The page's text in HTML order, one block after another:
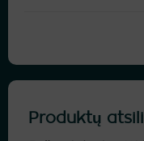
Produktų